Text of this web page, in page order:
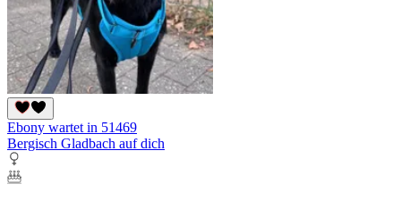
Ebony wartet in 51469
Bergisch Gladbach auf dich